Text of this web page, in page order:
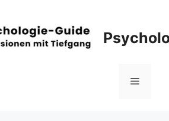
Menü